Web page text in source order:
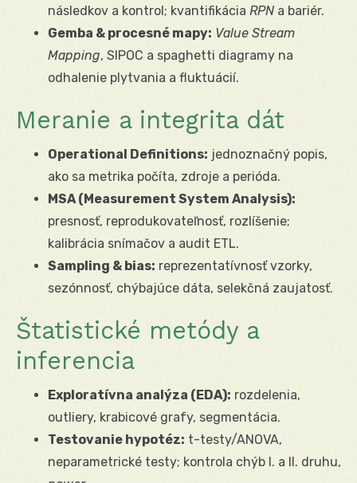
následkov a kontrol; kvantifikácia RPN a bariér.
Gemba & procesné mapy: Value Stream
Mapping, SIPOC a spaghetti diagramy na
odhalenie plytvania a fluktuácií.
Meranie a integrita dát
Operational Definitions: jednoznačný popis,
ako sa metrika počíta, zdroje a perióda.
MSA (Measurement System Analysis):
presnosť, reprodukovateľnosť, rozlíšenie;
kalibrácia snímačov a audit ETL.
Sampling & bias: reprezentatívnosť vzorky,
sezónnosť, chýbajúce dáta, selekčná zaujatosť.
Štatistické metódy a
inferencia
Exploratívna analýza (EDA): rozdelenia,
outliery, krabicové grafy, segmentácia.
Testovanie hypotéz: t-testy/ANOVA,
neparametrické testy; kontrola chýb I. a II. druhu,